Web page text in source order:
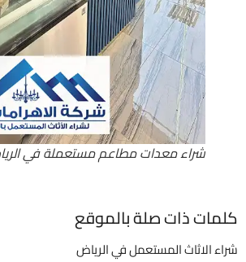
شراء معدات مطاعم مستعملة في الرياض
ذات صلة بالموقع
الاثاث المستعمل في الرياض